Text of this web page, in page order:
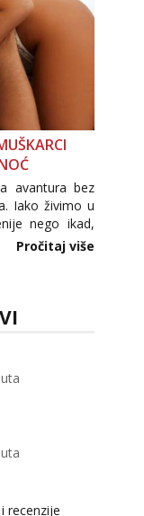
avantura bez
Iako živimo u
nego ikad,
rasprave. Što
Pročitaj više
recenzije